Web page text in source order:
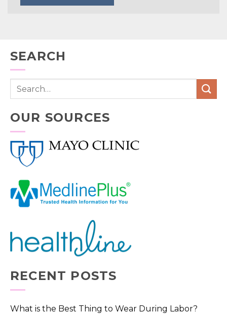
SEARCH
OUR SOURCES
RECENT POSTS
What is the Best Thing to Wear During Labor?